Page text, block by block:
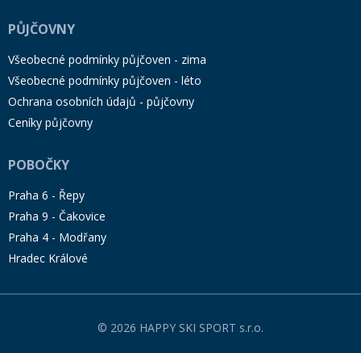
PŮJČOVNY
Všeobecné podmínky půjčoven - zima
Všeobecné podmínky půjčoven - léto
Ochrana osobních údajů - půjčovny
Ceníky půjčovny
POBOČKY
Praha 6 - Řepy
Praha 9 - Čakovice
Praha 4 - Modřany
Hradec Králové
© 2026 HAPPY SKI SPORT s.r.o.